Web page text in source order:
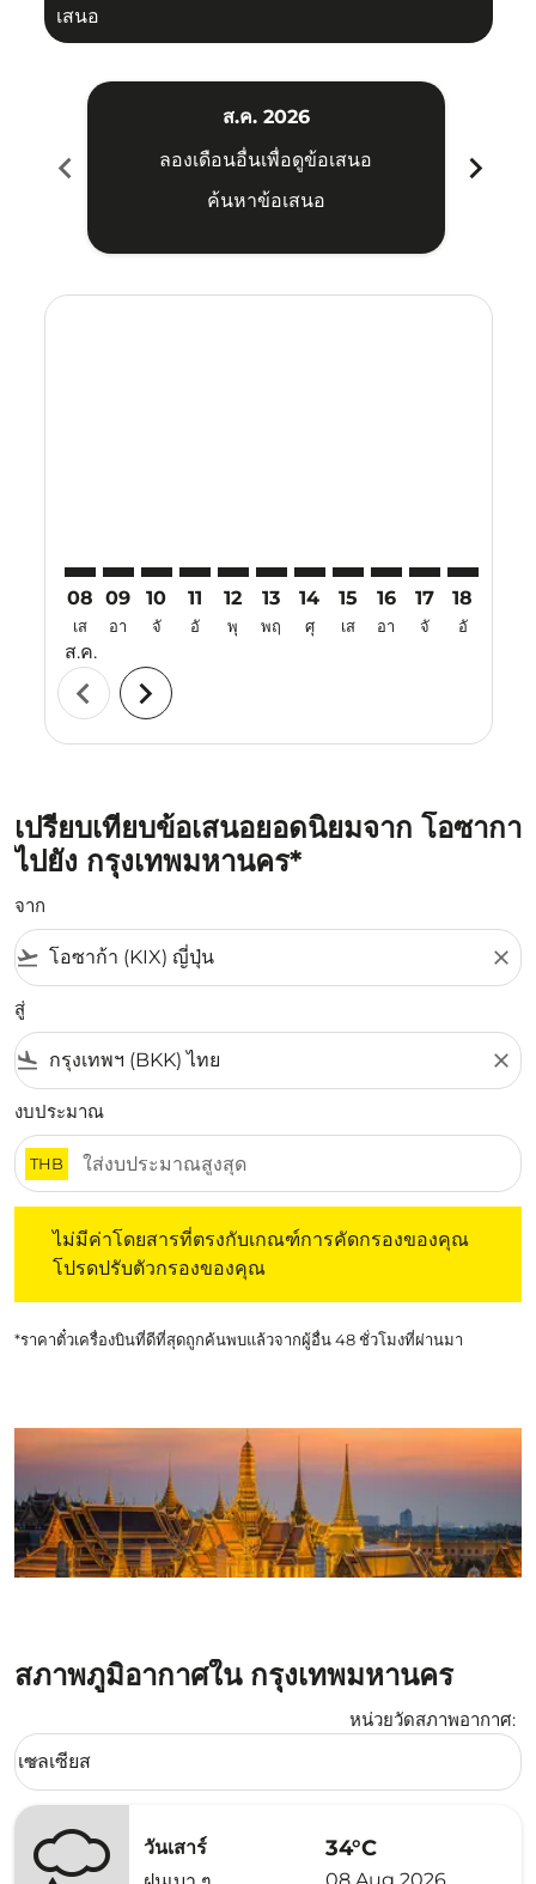
เสนอ
chevron_left
ส.ค. 2026
ลองเดือนอื่นเพื่อดูข้อเสนอ
ค้นหาข้อเสนอ
chevron_right
08
เส
ส.ค.
09
อา
10
จั
11
อั
12
พุ
13
พฤ
14
ศุ
15
เส
16
อา
17
จั
18
อั
chevron_left chevron_right
เปรียบเทียบข้อเสนอยอดนิยมจาก โอซากา
ไปยัง กรุงเทพมหานคร*
จาก
flight_takeoff close
สู่
flight_land close
งบประมาณ
THB
ไม่มีค่าโดยสารที่ตรงกับเกณฑ์การคัดกรองของคุณ
โปรดปรับตัวกรองของคุณ
*ราคาตั๋วเครื่องบินที่ดีที่สุดถูกค้นพบแล้วจากผู้อื่น 48 ชั่วโมงที่ผ่านมา
สภาพภูมิอากาศใน กรุงเทพมหานคร
หน่วยวัดสภาพอากาศ:
Weather unit option เซลเซียส Selected
เซลเซียส
keyboard_arrow_down
วันเสาร์
34°C
08 Aug 2026